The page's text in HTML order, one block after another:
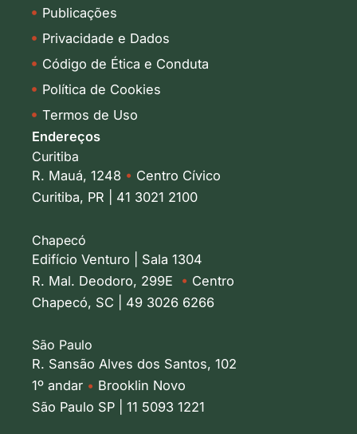
Publicações
Privacidade e Dados
Código de Ética e Conduta
Política de Cookies
Termos de Uso
Endereços
Curitiba
R. Mauá, 1248 • Centro Cívico
Curitiba, PR | 41 3021 2100
Chapecó
Edifício Venturo | Sala 1304
R. Mal. Deodoro, 299E • Centro
Chapecó, SC | 49 3026 6266
São Paulo
R. Sansão Alves dos Santos, 102
1º andar • Brooklin Novo
São Paulo SP | 11 5093 1221